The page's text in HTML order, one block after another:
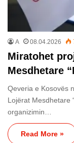
A 08.04.2026
Miratohet
Mesdhetare
Qeveria e Kosovës
Lojërat Mesdhetare
organizimin…
Read More »